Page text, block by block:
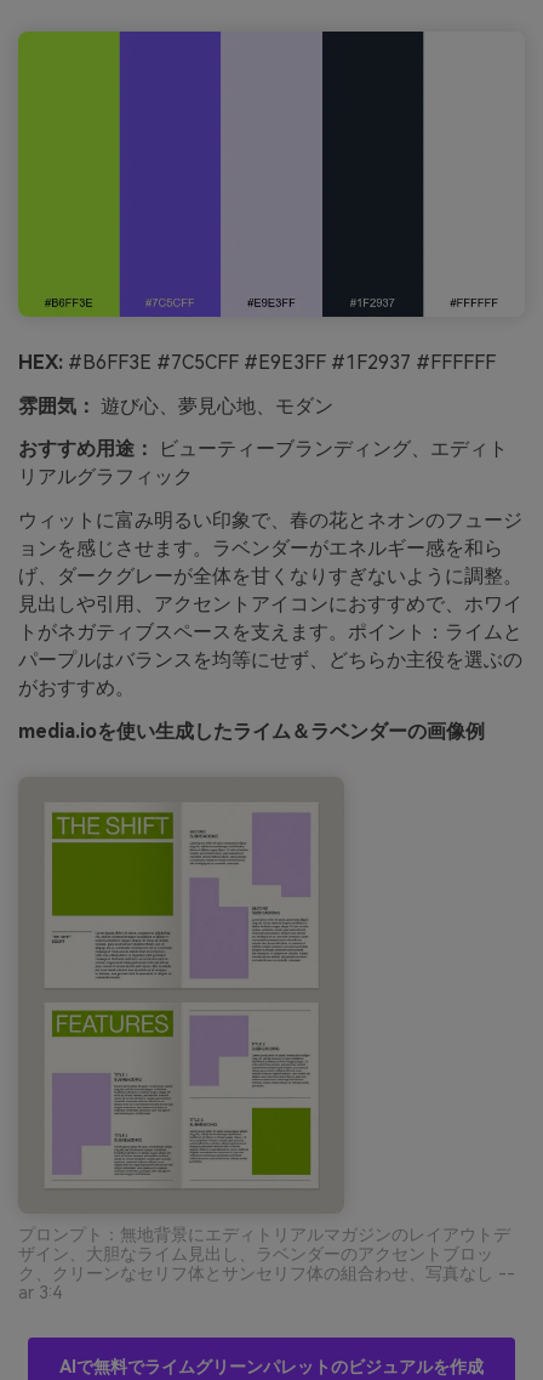
HEX: #B6FF3E #7C5CFF #E9E3FF #1F2937 #FFFFFF
雰囲気： 遊び心、夢見心地、モダン
おすすめ用途：
ビューティーブランディング、エディト
リアルグラフィック
ウィットに富み明るい印象で、春の花とネオンのフュージ
ョンを感じさせます。ラベンダーがエネルギー感を和ら
げ、ダークグレーが全体を甘くなりすぎないように調整。
見出しや引用、アクセントアイコンにおすすめで、ホワイ
トがネガティブスペースを支えます。ポイント：ライムと
パープルはバランスを均等にせず、どちらか主役を選ぶの
がおすすめ。
media.ioを使い生成したライム＆ラベンダーの画像例
プロンプト：無地背景にエディトリアルマガジンのレイアウトデ
ザイン、大胆なライム見出し、ラベンダーのアクセントブロッ
ク、クリーンなセリフ体とサンセリフ体の組合わせ、写真なし --
ar 3:4
AIで無料でライムグリーンパレットのビジュアルを作成